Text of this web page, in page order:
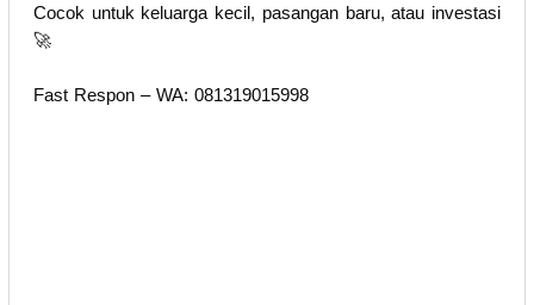
Cocok untuk keluarga kecil, pasangan baru, atau investasi
🚀
Fast Respon – WA: 081319015998